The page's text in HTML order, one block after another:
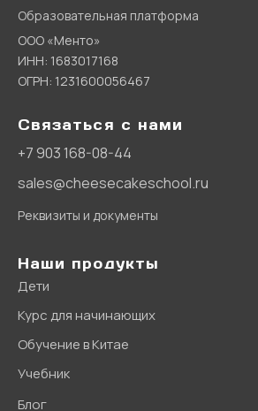
Образовательная платформа
ООО «Менто»
ИНН: 1683017168
ОГРН: 1231600056467
Связаться с нами
+7 903 168-08-44
sales@cheesecakeschool.ru
Реквизиты и документы
Наши продукты
Дети
Курс для начинающих
Обучение в Китае
Учебник
Блог